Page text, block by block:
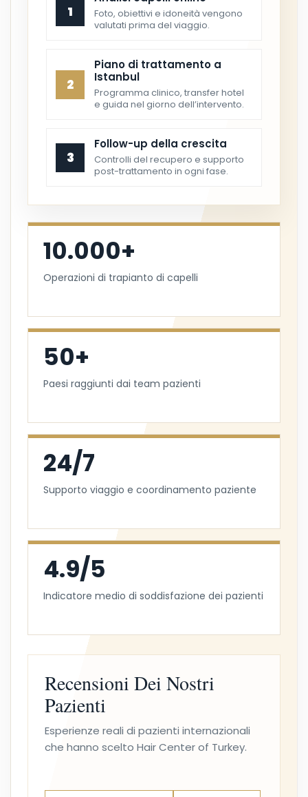
1
Foto, obiettivi e idoneità vengono
valutati prima del viaggio.
2
Piano di trattamento a
Istanbul
Programma clinico, transfer hotel
e guida nel giorno dell’intervento.
3
Follow-up della crescita
Controlli del recupero e supporto
post-trattamento in ogni fase.
10.000+
Operazioni di trapianto di capelli
50+
Paesi raggiunti dai team pazienti
24/7
Supporto viaggio e coordinamento paziente
4.9/5
Indicatore medio di soddisfazione dei pazienti
Recensioni Dei Nostri
Pazienti
Esperienze reali di pazienti internazionali
che hanno scelto Hair Center of Turkey.